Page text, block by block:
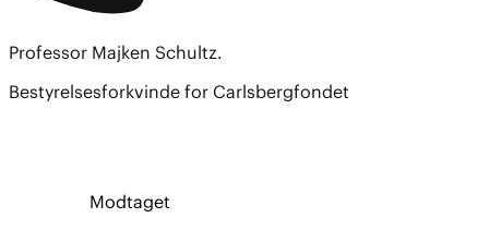
Professor Majken Schultz.
Bestyrelsesforkvinde for Carlsbergfondet
Modtaget